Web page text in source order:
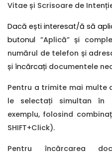
Vitae și Scrisoare de
Dacă ești interesat/ă să
butonul ”Aplică” și
numărul de telefon și
și încărcați documentele
Pentru a trimite mai multe
le selectați simultan în
exemplu, folosind
SHIFT+Click).
Pentru încărcarea